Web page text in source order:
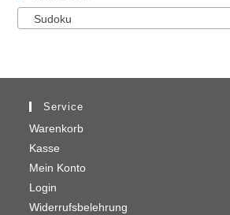
Sudoku
Service
Warenkorb
Kasse
Mein Konto
Login
Widerrufsbelehrung